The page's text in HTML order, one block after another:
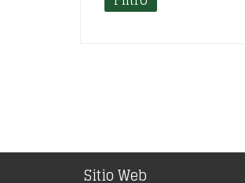
Sitio Web